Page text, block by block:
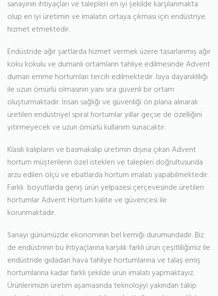
sanayinin ihtiyaçları ve talepleri en iyi şekilde karşılanmakta
olup en iyi üretimin ve imalatın ortaya çıkması için endüstriye
hizmet etmektedir.
Endüstride ağır şartlarda hizmet vermek üzere tasarlanmış ağır
koku kokulu ve dumanlı ortamların tahliye edilmesinde Advent
duman emme hortumları tercih edilmektedir. Isıya dayanıklılığı
ile uzun ömürlü olmasının yanı sıra güvenli bir ortam
oluşturmaktadır. İnsan sağlığı ve güvenliği ön plana alınarak
üretilen endüstriyel spiral hortumlar yıllar geçse de özelliğini
yitirmeyecek ve uzun ömürlü kullanım sunacaktır.
Klasik kalıpların ve basmakalıp üretimin dışına çıkan Advent
hortum müşterilerin özel istekleri ve talepleri doğrultusunda
arzu edilen ölçü ve ebatlarda hortum imalatı yapabilmektedir.
Farklı boyutlarda geniş ürün yelpazesi çerçevesinde üretilen
hortumlar Advent Hortum kalite ve güvencesi ile
korunmaktadır.
Sanayi günümüzde ekonominin bel kemiği durumundadır. Biz
de endüstrinin bu ihtiyaçlarına karşılık farklı ürün çeşitliliğimiz ile
endüstride gıdadan hava tahliye hortumlarına ve talaş emiş
hortumlarına kadar farklı şekilde ürün imalatı yapmaktayız.
Ürünlerimizin üretim aşamasında teknolojiyi yakından takip